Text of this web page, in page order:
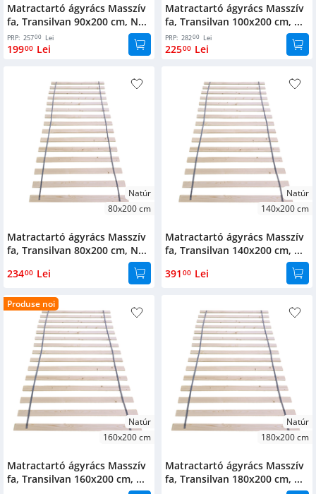
Culoare
Natúr
Cseresznye
Lakkos
Dimensiuni
100x200
80x200
140x200
160x200
180x200
75x27x5
155x27x5
122x27x5
198x41
Material
Matractartó ágyrács Masszív
fa, Transilvan 90x200 cm, N...
PRP: 25700 Lei
19900 Lei
Matractartó ágyrács Masszív
fa, Transilvan 100x200 cm, ...
PRP: 28200 Lei
22500 Lei
Natúr
80x200 cm
Matractartó ágyrács Masszív
fa, Transilvan 80x200 cm, N...
23400 Lei
Natúr
140x200 cm
Matractartó ágyrács Masszív
fa, Transilvan 140x200 cm, ...
391 00 Lei
Produse noi
Natúr
160x200 cm
Matractartó ágyrács Masszív
fa, Transilvan 160x200 cm, ...
Natúr
180x200 cm
Matractartó ágyrács Masszív
fa, Transilvan 180x200 cm, ...
Ágy
alatti
tárolódobozok
Kerti
bútorok
Gyetekbútorok
Birouri
Ruhásszekrények
Vitrinek
Könyvespolcok
Komódok
Textil
kiegészítők
Oglinzi
Bútor
kiegészítők
Ágy
kiegészítők
Fitness
kiegészítők
Kordonoszlop